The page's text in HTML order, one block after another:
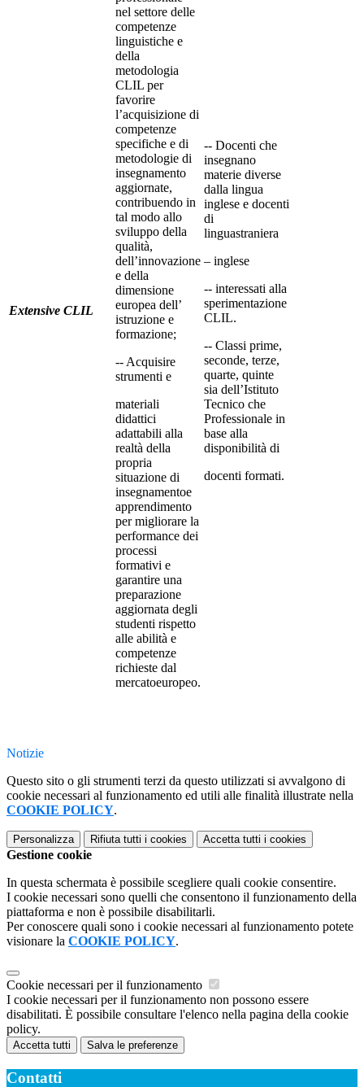
Extensive CLIL
nel settore delle
competenze
linguistiche e
della
metodologia
CLIL per
favorire
l’acquisizione di
competenze
specifiche e di
metodologie di
insegnamento
aggiornate,
contribuendo in
tal modo allo
sviluppo della
qualità,
dell’innovazione
e della
dimensione
europea dell’
istruzione e
formazione;
-­‐ Acquisire
strumenti e
materiali
didattici
adattabili alla
realtà della
propria
situazione di
insegnamentoe
apprendimento
per migliorare la
performance dei
processi
formativi e
garantire una
preparazione
aggiornata degli
studenti rispetto
alle abilità e
competenze
richieste dal
mercatoeuropeo.
-­‐ Docenti che
insegnano
materie diverse
dalla lingua
inglese e docenti
di
linguastraniera
– inglese
-­‐ interessati alla
sperimentazione
CLIL.
-­‐ Classi prime,
seconde, terze,
quarte, quinte
sia dell’Istituto
Tecnico che
Professionale in
base alla
disponibilità di
docenti formati.
Notizie
Questo sito o gli strumenti terzi da questo utilizzati si avvalgono di
cookie necessari al funzionamento ed utili alle finalità illustrate nella
COOKIE POLICY.
Personalizza Rifiuta tutti i cookies Accetta tutti i cookies
Gestione cookie
In questa schermata è possibile scegliere quali cookie consentire.
I cookie necessari sono quelli che consentono il funzionamento della
piattaforma e non è possibile disabilitarli.
Per conoscere quali sono i cookie necessari al funzionamento potete
visionare la COOKIE POLICY.
Cookie necessari per il funzionamento
I cookie necessari per il funzionamento non possono essere
disabilitati. È possibile consultare l'elenco nella pagina della cookie
policy.
Accetta tutti Salva le preferenze
Contatti